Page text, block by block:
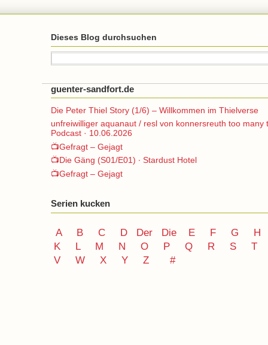
Dieses Blog durchsuchen
guenter-sandfort.de
Die Peter Thiel Story (1/6) – Willkommen im Thielverse
unfreiwilliger aquanaut / resl von konnersreuth too many
Podcast · 10.06.2026
📺Gefragt – Gejagt
📺Die Gäng (S01/E01) ∙ Stardust Hotel
📺Gefragt – Gejagt
Serien kucken
A B C D Der Die E F G
H
K
L M N O P Q R S
T
V
W X Y Z #